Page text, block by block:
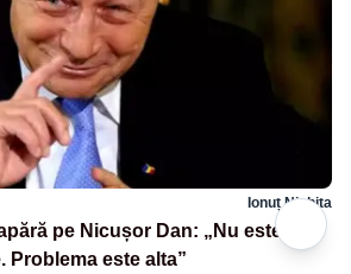
Ionuț Nichita
pe Nicușor Dan: „Nu este
Problema este alta”